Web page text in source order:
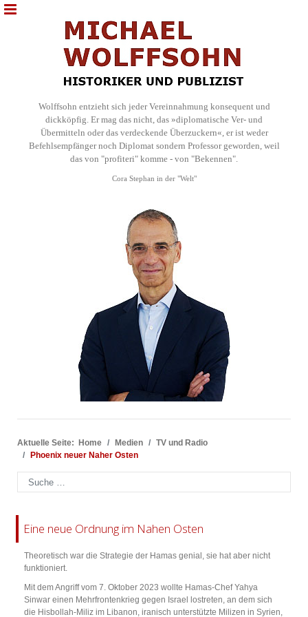
Wolffsohn entzieht sich jeder Vereinnahmung konsequent und
dickköpfig. Er mag das nicht, das »diplomatische Ver- und
Übermitteln oder das verdeckende Überzuckern«, er ist weder
Befehlsempfänger noch Diplomat sondern Professor geworden, weil
das von "profiteri" komme - von "Bekennen".
Cora Stephan in der "Welt"
Aktuelle Seite: Home Medien
TV und Radio
Phoenix neuer Naher Osten
Suchen
Eine neue Ordnung im Nahen Osten
Theoretisch war die Strategie der Hamas genial, sie hat aber nicht
funktioniert.
Mit dem Angriff vom 7. Oktober 2023 wollte Hamas-Chef Yahya
Sinwar einen Mehrfrontenkrieg gegen Israel lostreten, an dem sich
die Hisbollah-Miliz im Libanon, iranisch unterstützte Milizen in Syrien,